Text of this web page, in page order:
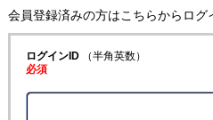
会員登録済みの方はこちらからログ
ログインID（半角英数）
必須